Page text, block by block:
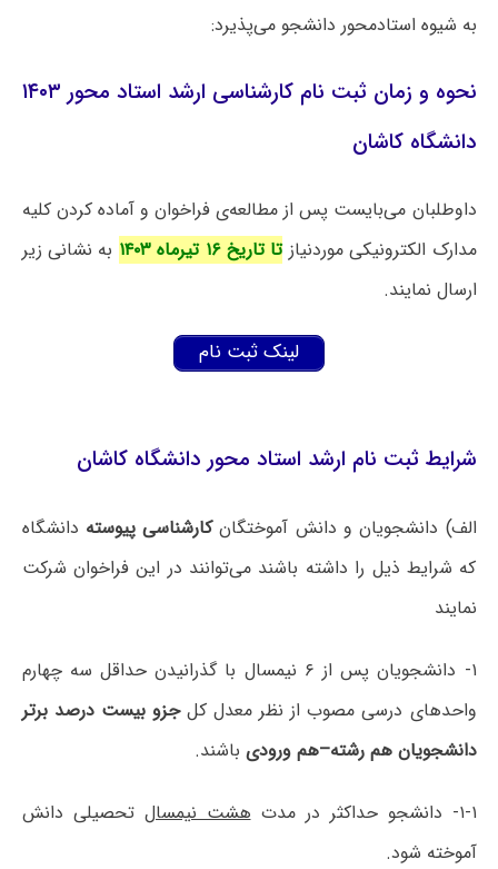
به شیوه استادمحور دانشجو می‌پذیرد:
نحوه و زمان ثبت نام کارشناسی ارشد استاد محور ۱۴۰۳
دانشگاه کاشان
داوطلبان می‌بایست پس از مطالعه‌ی فراخوان و آماده کردن کلیه
مدارک الکترونیکی موردنیازتا تاریخ ۱۶ تیرماه ۱۴۰۳
به نشانی زیر
ارسال نمایند.
لینک ثبت نام
شرایط ثبت نام ارشد استاد محور دانشگاه کاشان
الف) دانشجویان و دانش آموختگانکارشناسی پیوسته دانشگاه
که شرایط ذیل را داشته باشند می‌توانند در این فراخوان شرکت
نمایند
۱- دانشجویان پس از ۶ نیمسال با گذرانیدن حداقل سه چهارم
واحدهای درسی مصوب از نظر معدل کل جزو بیست درصد برتر
دانشجویان هم رشته–هم ورودی باشند.
۱-۱- دانشجو حداکثر در مدت هشت نیمسال تحصیلی دانش
آموخته شود.